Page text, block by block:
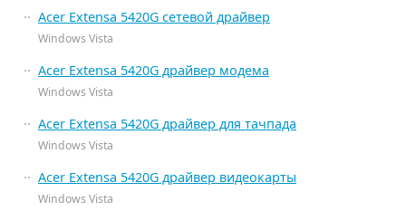
Acer Extensa 5420G сетевой драйвер
Windows Vista
Acer Extensa 5420G драйвер модема
Windows Vista
Acer Extensa 5420G драйвер для тачпада
Windows Vista
Acer Extensa 5420G драйвер видеокарты
Windows Vista